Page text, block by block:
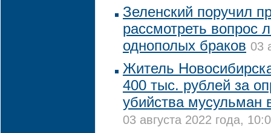
Зеленский поручил
рассмотреть вопрос
однополых браков 03
Житель
400 тыс. рублей за
убийства мусульман
03 августа 2022 года,